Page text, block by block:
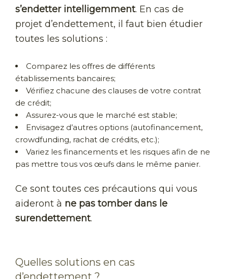
s’endetter intelligemment. En cas de
projet d’endettement, il faut bien étudier
toutes les solutions :
Comparez les offres de différents
établissements bancaires;
Vérifiez chacune des clauses de votre contrat
de crédit;
Assurez-vous que le marché est stable;
Envisagez d’autres options (autofinancement,
crowdfunding, rachat de crédits, etc.);
Variez les financements et les risques afin de ne
pas mettre tous vos œufs dans le même panier.
Ce sont toutes ces précautions qui vous
aideront à ne pas tomber dans le
surendettement.
Quelles solutions en cas
d’endettement ?